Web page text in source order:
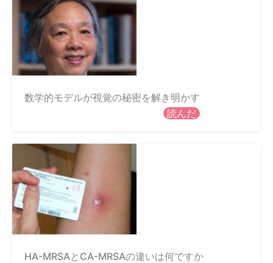
数学的モデルが視覚の秘密を解き明かす
読んだ
HA-MRSAとCA-MRSAの違いは何ですか